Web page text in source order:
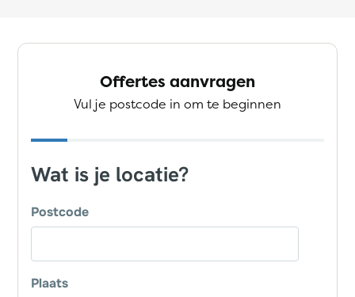
Offertes aanvragen
Vul je postcode in om te beginnen